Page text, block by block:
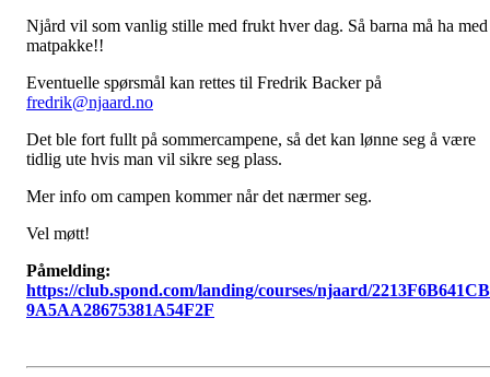
Njård vil som vanlig stille med frukt hver dag. Så barna må ha med
matpakke!!
Eventuelle spørsmål kan rettes til Fredrik Backer på
fredrik@njaard.no
Det ble fort fullt på sommercampene, så det kan lønne seg å være
tidlig ute hvis man vil sikre seg plass.
Mer info om campen kommer når det nærmer seg.
Vel møtt!
Påmelding:
https://club.spond.com/landing/courses/njaard/
9A5AA28675381A54F2F